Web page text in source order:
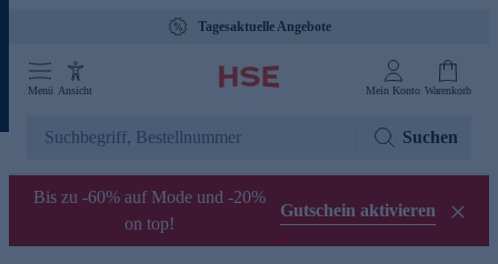
Tagesaktuelle Angebote
Menü Ansicht Mein Konto Warenkorb
Suchen
Bis zu -60% auf Mode und -20%
on top!
Gutschein aktivieren